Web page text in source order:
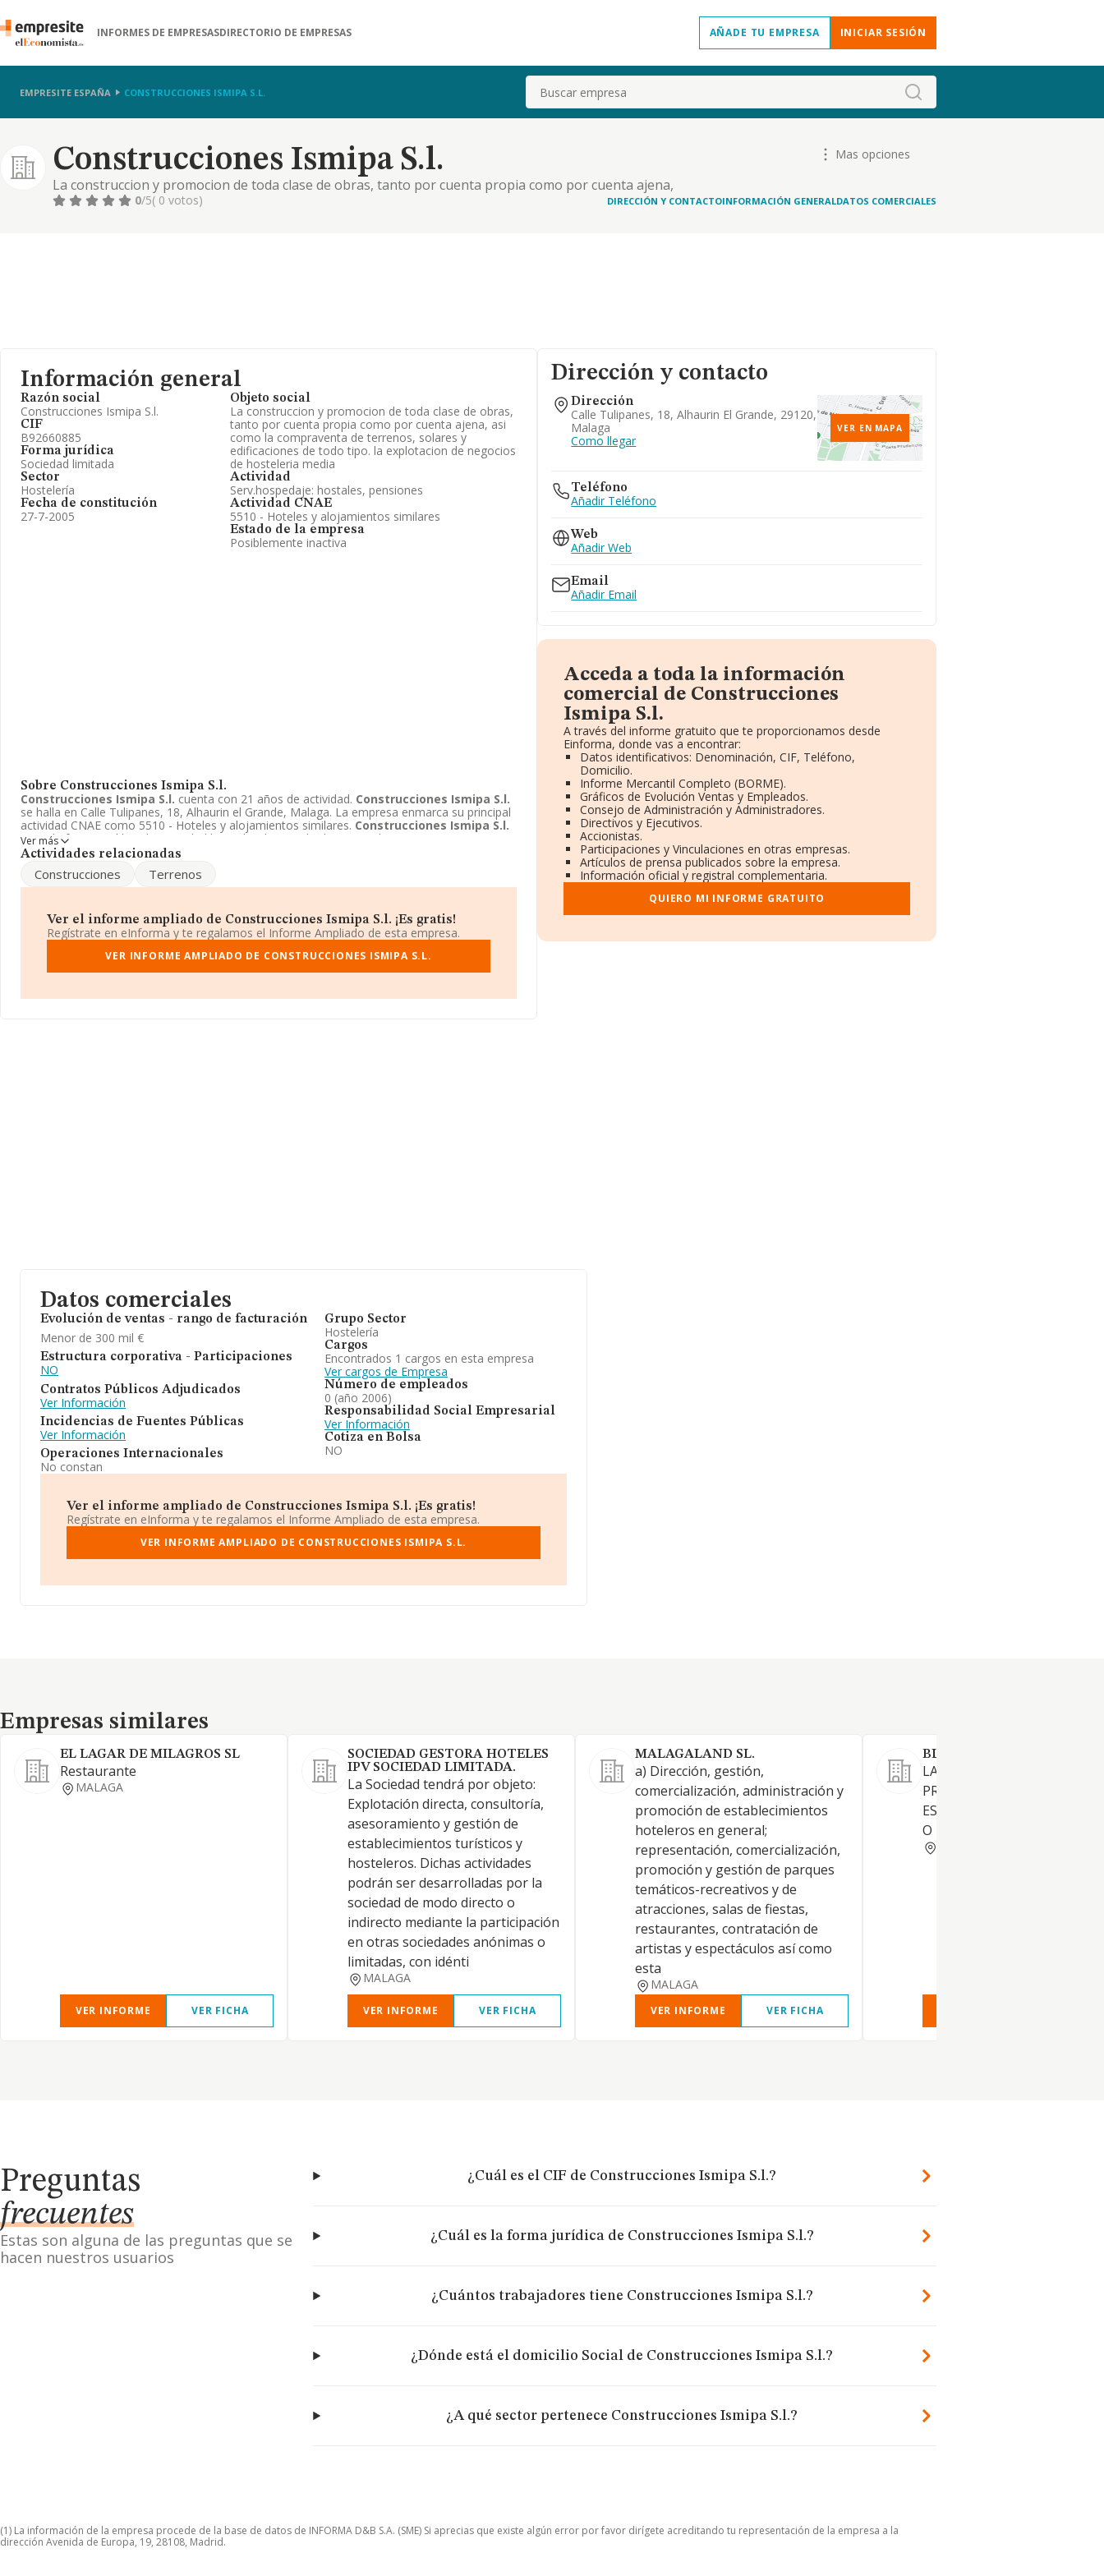
INFORMES DE EMPRESASDIRECTORIO DE EMPRESAS AÑADE TU EMPRESA INICIAR SESIÓN
EMPRESITE ESPAÑA CONSTRUCCIONES ISMIPA S.L. Buscar
Construcciones Ismipa S.l.
La construccion y promocion de toda clase de obras, tanto por cuenta propia como por cuenta ajena,
asi como la compraventa de terrenos, solares y edificaciones de todo tipo. la explotacion de negocios
Mas opciones
0/5( 0 votos) DIRECCIÓN Y CONTACTOINFORMACIÓN GENERALDATOS COMERCIALES
Información general
Razón social
Construcciones Ismipa S.l.
CIF
B92660885
Forma jurídica
Sociedad limitada
Sector
Hostelería
Fecha de constitución
27-7-2005
Objeto social
La construccion y promocion de toda clase de obras,
tanto por cuenta propia como por cuenta ajena, asi
como la compraventa de terrenos, solares y
edificaciones de todo tipo. la explotacion de negocios
de hosteleria media
Actividad
Serv.hospedaje: hostales, pensiones
Actividad CNAE
5510 - Hoteles y alojamientos similares
Estado de la empresa
Posiblemente inactiva
Sobre Construcciones Ismipa S.l.
Construcciones Ismipa S.l. cuenta con 21 años de actividad. Construcciones Ismipa S.l.
se halla en Calle Tulipanes, 18, Alhaurin el Grande, Malaga. La empresa enmarca su principal
actividad CNAE como 5510 - Hoteles y alojamientos similares. Construcciones Ismipa S.l.
toma la forma jurídica de Sociedad limitada. El intervalo de ventas de esta empresa es
Menor de 300 mil €.
Ver más
Actividades relacionadas
Construcciones Terrenos
Ver el informe ampliado de Construcciones Ismipa S.l. ¡Es gratis!
Regístrate en eInforma y te regalamos el Informe Ampliado de esta empresa.
VER INFORME AMPLIADO DE CONSTRUCCIONES ISMIPA S.L.
Dirección y contacto
Dirección
Calle Tulipanes, 18, Alhaurin El Grande, 29120,
Malaga
Como llegar
VER EN MAPA
Teléfono
Añadir Teléfono
Web
Añadir Web
Email
Añadir Email
Acceda a toda la información
comercial de Construcciones
Ismipa S.l.
A través del informe gratuito que te proporcionamos desde
Einforma, donde vas a encontrar:
Datos identificativos: Denominación, CIF, Teléfono,
Domicilio.
Informe Mercantil Completo (BORME).
Gráficos de Evolución Ventas y Empleados.
Consejo de Administración y Administradores.
Directivos y Ejecutivos.
Accionistas.
Participaciones y Vinculaciones en otras empresas.
Artículos de prensa publicados sobre la empresa.
Información oficial y registral complementaria.
QUIERO MI INFORME GRATUITO
Datos comerciales
Evolución de ventas - rango de facturación
Menor de 300 mil €
Estructura corporativa - Participaciones
NO
Contratos Públicos Adjudicados
Ver Información
Incidencias de Fuentes Públicas
Ver Información
Operaciones Internacionales
No constan
Grupo Sector
Hostelería
Cargos
Encontrados 1 cargos en esta empresa
Ver cargos de Empresa
Número de empleados
0 (año 2006)
Responsabilidad Social Empresarial
Ver Información
Cotiza en Bolsa
NO
Ver el informe ampliado de Construcciones Ismipa S.l. ¡Es gratis!
Regístrate en eInforma y te regalamos el Informe Ampliado de esta empresa.
VER INFORME AMPLIADO DE CONSTRUCCIONES ISMIPA S.L.
Empresas similares
Empresas similares
EL LAGAR DE MILAGROS SL
Restaurante
MALAGA
VER INFORME VER FICHA
SOCIEDAD GESTORA HOTELES
IPV SOCIEDAD LIMITADA.
La Sociedad tendrá por objeto:
Explotación directa, consultoría,
asesoramiento y gestión de
establecimientos turísticos y
hosteleros. Dichas actividades
podrán ser desarrolladas por la
sociedad de modo directo o
indirecto mediante la participación
en otras sociedades anónimas o
limitadas, con idénti
MALAGA
VER INFORME VER FICHA
MALAGALAND SL.
a) Dirección, gestión,
comercialización, administración y
promoción de establecimientos
hoteleros en general;
representación, comercialización,
promoción y gestión de parques
temáticos-recreativos y de
atracciones, salas de fiestas,
restaurantes, contratación de
artistas y espectáculos así como
esta
MALAGA
VER INFORME VER FICHA
BLUE ACACIAS SL.
LA EXPLOTACION EN
PROPIEDAD O ALQUILER DE
ESTABLECIMIENTOS
O DE RESTAURACION
Preguntas
frecuentes
Estas son alguna de las preguntas que se
hacen nuestros usuarios
¿Cuál es el CIF de Construcciones Ismipa S.l.?
¿Cuál es la forma jurídica de Construcciones Ismipa S.l.?
¿Cuántos trabajadores tiene Construcciones Ismipa S.l.?
¿Dónde está el domicilio Social de Construcciones Ismipa S.l.?
¿A qué sector pertenece Construcciones Ismipa S.l.?
(1) La información de la empresa procede de la base de datos de INFORMA D&B S.A. (SME) Si aprecias que existe algún error por favor dirígete acreditando tu representación de la empresa a la
dirección Avenida de Europa, 19, 28108, Madrid.